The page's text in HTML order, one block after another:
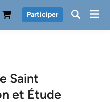
Participer
Saint
et Étude